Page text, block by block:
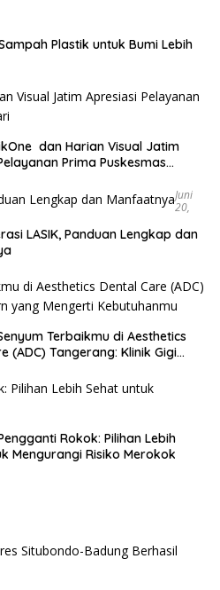
Plastik untuk Bumi Lebih
dan Harian Visual Jatim
Prima Puskesmas
Juni
20,
LASIK, Panduan Lengkap dan
Terbaikmu di Aesthetics
(ADC) Tangerang: Klinik Gigi
Rokok: Pilihan Lebih
Mengurangi Risiko Merokok